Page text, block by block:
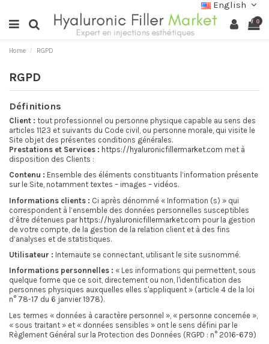
English
0
Home RGPD
RGPD
Définitions
Client : tout professionnel ou personne physique capable au sens des
articles 1123 et suivants du Code civil, ou personne morale, qui visite le
Site objet des présentes conditions générales.
Prestations et Services : https://hyaluronicfillermarket.com met à
disposition des Clients :
Contenu : Ensemble des éléments constituants l’information présente
sur le Site, notamment textes – images – vidéos.
Informations clients : Ci après dénommé « Information (s) » qui
correspondent à l’ensemble des données personnelles susceptibles
d’être détenues par https://hyaluronicfillermarket.com pour la gestion
de votre compte, de la gestion de la relation client et à des fins
d’analyses et de statistiques.
Utilisateur : Internaute se connectant, utilisant le site susnommé.
Informations personnelles : « Les informations qui permettent, sous
quelque forme que ce soit, directement ou non, l'identification des
personnes physiques auxquelles elles s'appliquent » (article 4 de la loi
n° 78-17 du 6 janvier 1978).
Les termes « données à caractère personnel », « personne concernée »,
« sous traitant » et « données sensibles » ont le sens défini par le
Règlement Général sur la Protection des Données (RGPD : n° 2016-679)